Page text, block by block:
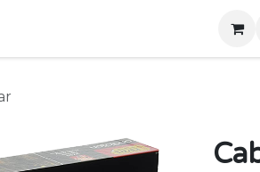
Acerca de Nosotros